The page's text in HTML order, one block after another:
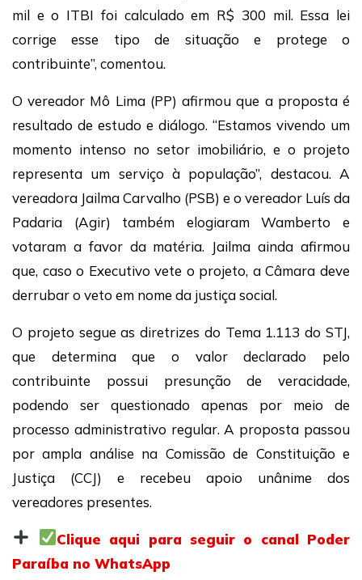
mil e o ITBI foi calculado em R$ 300 mil. Essa lei
corrige esse tipo de situação e protege o
contribuinte”, comentou.
O vereador Mô Lima (PP) afirmou que a proposta é
resultado de estudo e diálogo. “Estamos vivendo um
momento intenso no setor imobiliário, e o projeto
representa um serviço à população”, destacou. A
vereadora Jailma Carvalho (PSB) e o vereador Luís da
Padaria (Agir) também elogiaram Wamberto e
votaram a favor da matéria. Jailma ainda afirmou
que, caso o Executivo vete o projeto, a Câmara deve
derrubar o veto em nome da justiça social.
O projeto segue as diretrizes do Tema 1.113 do STJ,
que determina que o valor declarado pelo
contribuinte possui presunção de veracidade,
podendo ser questionado apenas por meio de
processo administrativo regular. A proposta passou
por ampla análise na Comissão de Constituição e
Justiça (CCJ) e recebeu apoio unânime dos
vereadores presentes.
Clique aqui para seguir o canal Poder
Paraíba no WhatsApp